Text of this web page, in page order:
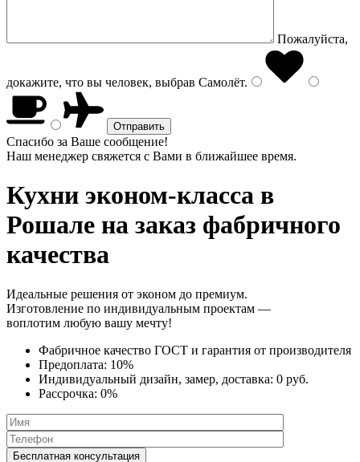
Пожалуйста,
докажите, что вы человек, выбрав Самолёт.
Спасибо за Ваше сообщение!
Наш менеджер свяжется с Вами в ближайшее время.
Кухни эконом-класса в
Рошале на заказ фабричного
качества
Идеальные решения от эконом до премиум.
Изготовление по индивидуальным проектам —
воплотим любую вашу мечту!
Фабричное качество ГОСТ и гарантия от производителя
Предоплата: 10%
Индивидуальный дизайн, замер, доставка: 0 руб.
Рассрочка: 0%